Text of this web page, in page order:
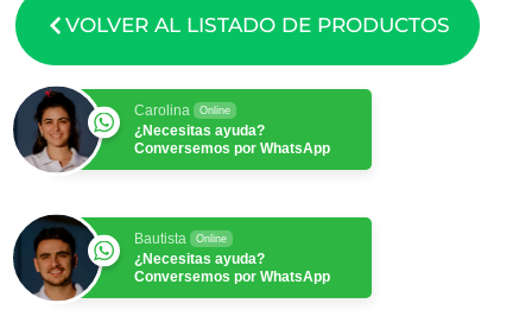
VOLVER AL LISTADO DE PRODUCTOS
Carolina Online
¿Necesitas ayuda?
Conversemos por WhatsApp
Bautista Online
¿Necesitas ayuda?
Conversemos por WhatsApp